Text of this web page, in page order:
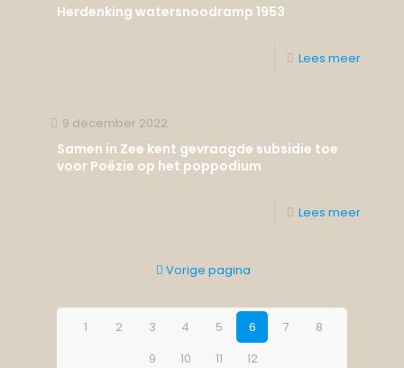
Herdenking watersnoodramp 1953
Lees meer
9 december 2022
Samen in Zee kent gevraagde subsidie toe
voor Poëzie op het poppodium
Lees meer
Vorige pagina
1 2 3 4 5 6 7
8
9
10 11 12